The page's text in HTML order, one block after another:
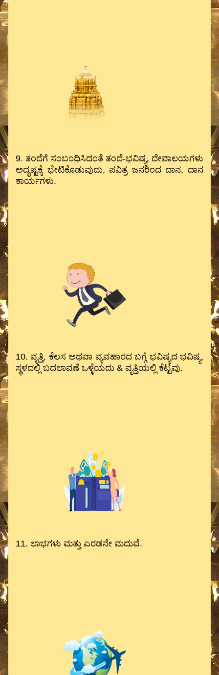
9. ತಂದೆಗೆ ಸಂಬಂಧಿಸಿದಂತೆ ತಂದೆ-ಭವಿಷ್ಯ, ದೇವಾಲಯಗಳು
ಅದೃಷ್ಟಕ್ಕೆ ಭೇಟಿಕೊಡುವುದು, ಪವಿತ್ರ ಜನರಿಂದ ದಾನ, ದಾನ
ಕಾರ್ಯಗಳು.
10. ವೃತ್ತಿ, ಕೆಲಸ ಅಥವಾ ವ್ಯವಹಾರದ ಬಗ್ಗೆ ಭವಿಷ್ಯದ ಭವಿಷ್ಯ,
ಸ್ಥಳದಲ್ಲಿ ಬದಲಾವಣೆ ಒಳ್ಳೆಯದು & ವೃತ್ತಿಯಲ್ಲಿ ಕೆಟ್ಟವು.
11. ಲಾಭಗಳು ಮತ್ತು ಎರಡನೇ ಮದುವೆ.